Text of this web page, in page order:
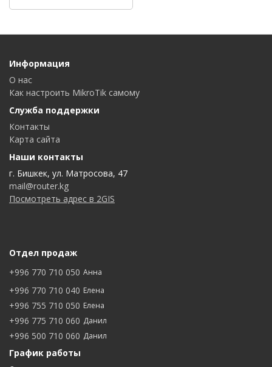
Информация
О нас
Как настроить MikroTik самому
Служба поддержки
Контакты
Карта сайта
Наши контакты
г. Бишкек, ул. Матросова, 47
mail@router.kg
Посмотреть адрес в 2GIS
Отдел продаж
+996 770 710 050 Анна
+996 770 710 040 Елена
+996 755 710 050 Елена
+996 775 710 060 Данил
+996 500 710 060 Данил
График работы